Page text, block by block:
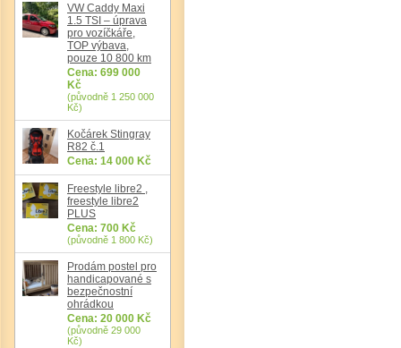
VW Caddy Maxi
1.5 TSI – úprava
pro vozíčkáře,
TOP výbava,
pouze 10 800 km
Cena: 699 000
Kč
(původně 1 250 000
Kč)
Kočárek Stingray
R82 č.1
Cena: 14 000 Kč
Freestyle libre2 ,
freestyle libre2
PLUS
Cena: 700 Kč
(původně 1 800 Kč)
Prodám postel pro
handicapované s
bezpečnostní
ohrádkou
Cena: 20 000 Kč
(původně 29 000
Kč)